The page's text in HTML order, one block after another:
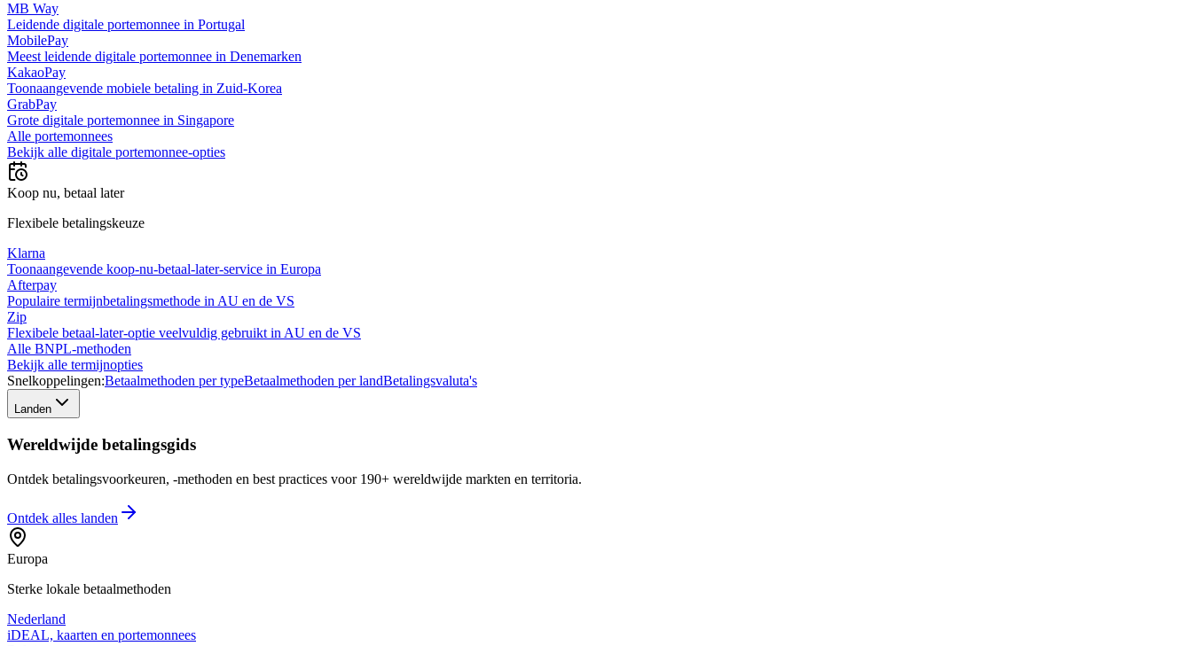
MB Way
Leidende digitale portemonnee in Portugal
MobilePay
Meest leidende digitale portemonnee in Denemarken
KakaoPay
Toonaangevende mobiele betaling in Zuid-Korea
GrabPay
Grote digitale portemonnee in Singapore
Alle portemonnees
Bekijk alle digitale portemonnee-opties
Koop nu, betaal later
Flexibele betalingskeuze
Klarna
Toonaangevende koop-nu-betaal-later-service in Europa
Afterpay
Populaire termijnbetalingsmethode in AU en de VS
Zip
Flexibele betaal-later-optie veelvuldig gebruikt in AU en de VS
Alle BNPL-methoden
Bekijk alle termijnopties
Snelkoppelingen:Betaalmethoden per typeBetaalmethoden per landBetalingsvaluta's
Landen
Wereldwijde betalingsgids
Ontdek betalingsvoorkeuren, -methoden en best practices voor 190+ wereldwijde markten en territoria.
Ontdek alles landen
Europa
Sterke lokale betaalmethoden
Nederland
iDEAL, kaarten en portemonnees